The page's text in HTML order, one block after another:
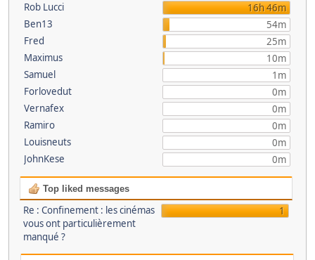
Rob Lucci
16h 46m
Ben13
54m
Fred
25m
Maximus
10m
Samuel
1m
Forlovedut
0m
Vernafex
0m
Ramiro
0m
Louisneuts
0m
JohnKese
0m
Top liked messages
Re : Confinement : les cinémas
vous ont particulièrement
manqué ?
1